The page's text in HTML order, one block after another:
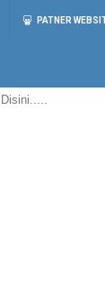
PATNER